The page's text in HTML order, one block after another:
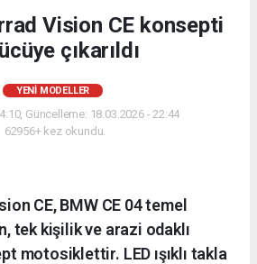
Vision CE konsepti
çıkarıldı
YENI MODELLER
Güncelleme: 18.03.2026 - 22:44
62956+ kez okundu.
CE, BMW CE 04 temel
tek kişilik ve arazi odaklı
motosiklettir. LED ışıklı takla